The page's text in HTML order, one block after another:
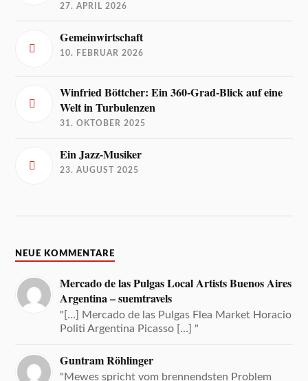
27. APRIL 2026
Gemeinwirtschaft
10. FEBRUAR 2026
Winfried Böttcher: Ein 360-Grad-Blick auf eine
Welt in Turbulenzen
31. OKTOBER 2025
Ein Jazz-Musiker
23. AUGUST 2025
NEUE KOMMENTARE
Mercado de las Pulgas Local Artists Buenos Aires
Argentina – suemtravels
"[…] Mercado de las Pulgas Flea Market Horacio
Politi Argentina Picasso […] "
Guntram Röhlinger
"Mewes spricht vom brennendsten Problem